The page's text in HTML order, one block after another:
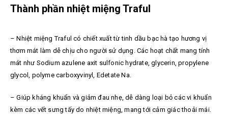
Thành phần nhiệt miệng Traful
– Nhiệt miệng Traful có chiết xuất từ tinh dầu bạc hà tạo hương vị
thơm mát làm dễ chịu cho người sử dụng. Các hoạt chất mang tính
mát như Sodium azulene axit sulfonic hydrate, glycerin, propylene
glycol, polyme carboxyvinyl, Edetate Na.
– Giúp kháng khuẩn và giảm đau nhẹ, dễ dàng loại bỏ các vi khuẩn
kèm các vết sưng tấy do nhiệt miệng, mang tới cảm giác thoải mái.